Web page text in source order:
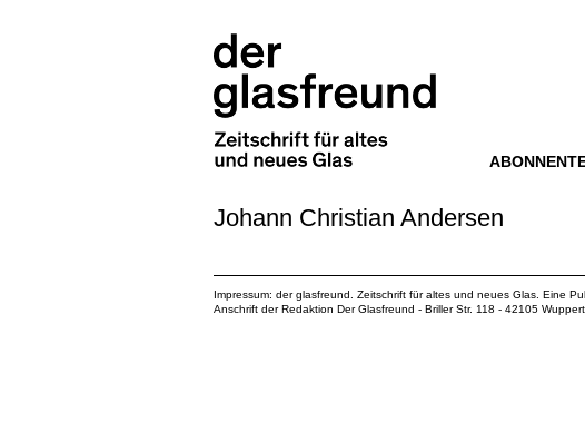
Johann Christian Andersen
Impressum: der glasfreund. Zeitschrift für altes und neues Glas. Eine
Anschrift der Redaktion Der Glasfreund - Briller Str. 118 - 42105